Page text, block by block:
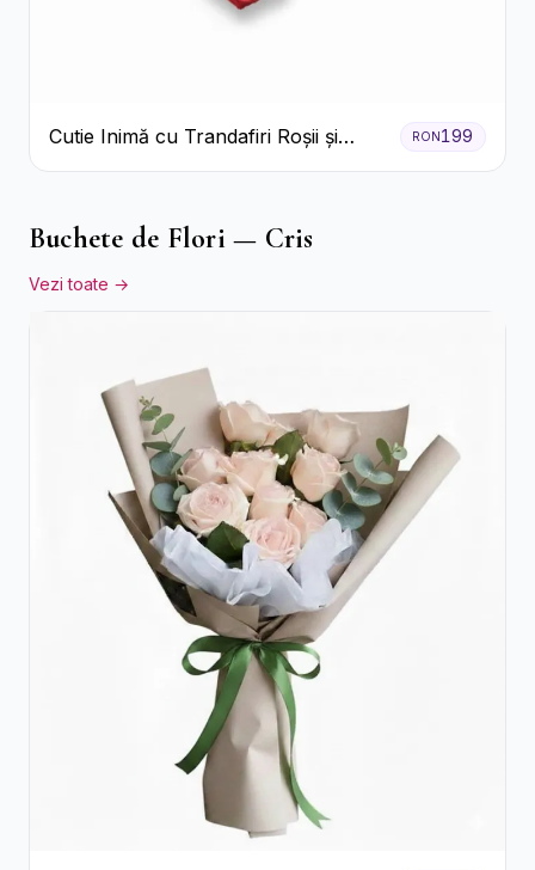
Cutie Inimă cu Trandafiri Roșii și
Raffaello
RON199
Buchete de Flori — Cris
Vezi toate →